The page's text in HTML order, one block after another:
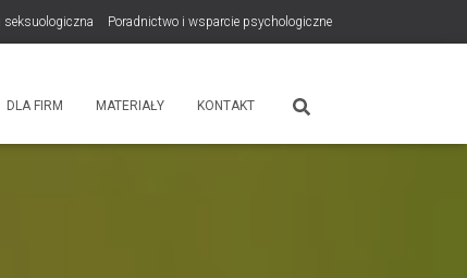
seksuologiczna Poradnictwo i wsparcie psychologiczne
DLA FIRM MATERIAŁY KONTAKT